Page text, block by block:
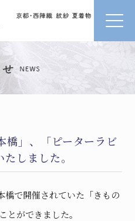
橋」、「ピーターラビ
しました。
橋で開催されていた「きもの
とができました。